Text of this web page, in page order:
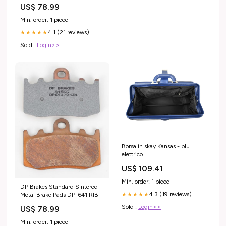
US$ 78.99
Min. order: 1 piece
★★★★★4.1 (21 reviews)
Sold : Login>>
DP Brakes Standard Sintered
Metal Brake Pads DP-641 RIB
US$ 78.99
Min. order: 1 piece
Borsa in skay Kansas - blu
elettrico
US$ 109.41
Min. order: 1 piece
★★★★★4.3 (19 reviews)
Sold : Login>>